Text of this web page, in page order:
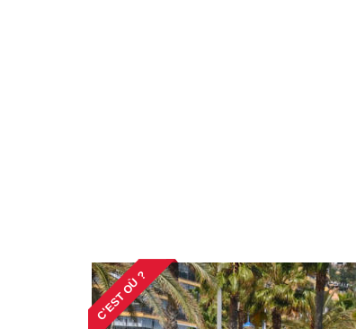
C'EST OÙ ?